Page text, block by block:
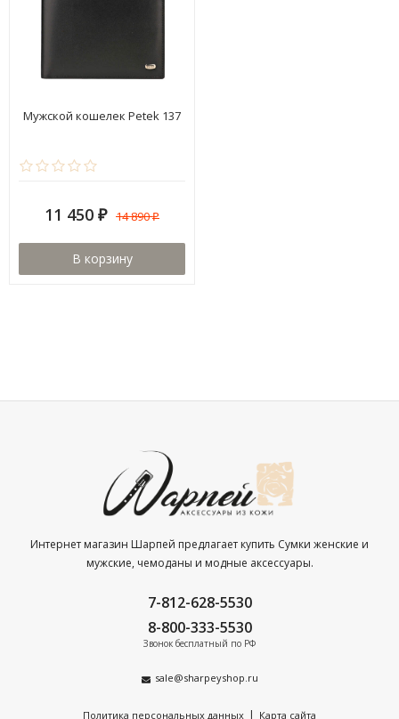
Мужской кошелек Petek 137
11 450 ₽ 14 890₽
В корзину
Интернет магазин Шарпей предлагает купить Сумки женские и
мужские, чемоданы и модные аксессуары.
7-812-628-5530
8-800-333-5530
Звонок бесплатный по РФ
sale@sharpeyshop.ru
Политика персональных данных | Карта сайта